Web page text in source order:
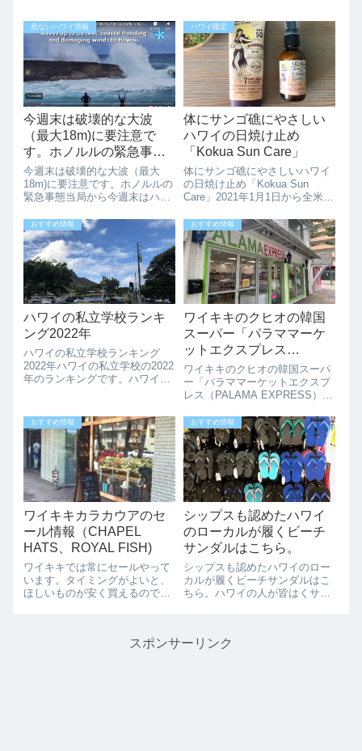
危ないハワイ情報
今週末は破壊的な大波
（最大18m)に要注意で
す。ホノルルの緊急事態
当局から:Update 2/11
6AMまで強風注意
今週末は破壊的な大波（最大
18m)に要注意です。ホノルルの
緊急事態当局から今週末はハワ
は要注意です。（オアフ島で
は、サンディビーチ、ダイアモ
ンドヘッド、マカプウタイドプ
ール）ハワイの島々の北を移動
するストームの影...
ハワイ限定
体にサンゴ礁にやさしい
ハワイの日焼け止め
「Kokua Sun Care」
体にサンゴ礁にやさしいハワイ
の日焼け止め「Kokua Sun
Care」2021年1月1日から全米で
な化学物質「オキシベンゾン」
と「オクチノキサート」を含む
日焼け止めの販売禁止がスター
トされました。体にも地球に
も...
おすすめ情報
ハワイの私立学校ランキ
ング2022年
ハワイの私立学校ランキング
2022年ハワイの私立学校の2022
年のランキングです。ハワイで
る私立学校、イオラニ、プナホ
ウ（オバマさんの母校）がやは
り上位でした。ハワイの公立公
学校ランキ...
おすすめ情報
ワイキキのクヒオの韓国
スーパー「パラママーケ
ットエクスプレス
（PALAMA
EXPRESS）」
ワイキキのクヒオの韓国スーパ
ー「パラママーケットエクスプ
レス（PALAMA EXPRESS）」
ナルドの横に韓国スーパー「パ
ラママーケットエクスプレス」
があります。ドンキホーテの横
にある韓国スーパーのパラママ
ーケッ...
おすすめ情報
ワイキキカラカウアのセ
ール情報（CHAPEL
HATS、ROYAL FISH)
ワイキキでは常にセールやって
います。タイミングがよいと、
ほしいものが安く買えるのでう
「CHAPEL HATS」 何とクリア
おすすめ情報
シップスも認めたハワイ
のローカルが履くビーチ
サンダルはこちら。
シップスも認めたハワイのロー
カルが履くビーチサンダルはこ
ちら。ハワイの人が皆はくサン
売ってます。このサンダルが日
スポンサーリンク